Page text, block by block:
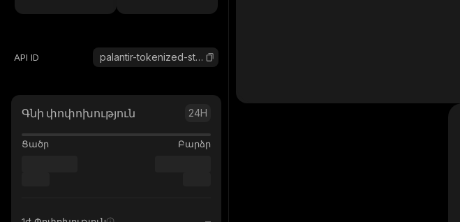
API ID palantir-tokenized-stock-defichain
Գնի փոփոխություն 24H
Ցածր Բարձր